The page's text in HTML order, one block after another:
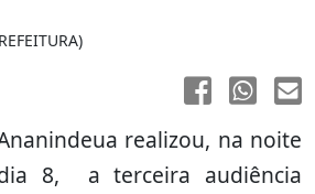
realizou, na noite
8, a terceira audiência